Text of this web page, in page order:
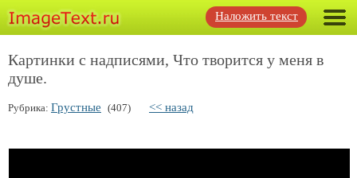
Наложить текст
Картинки с надписями, Что творится у меня в
душе.
Рубрика: Грустные (407) << назад